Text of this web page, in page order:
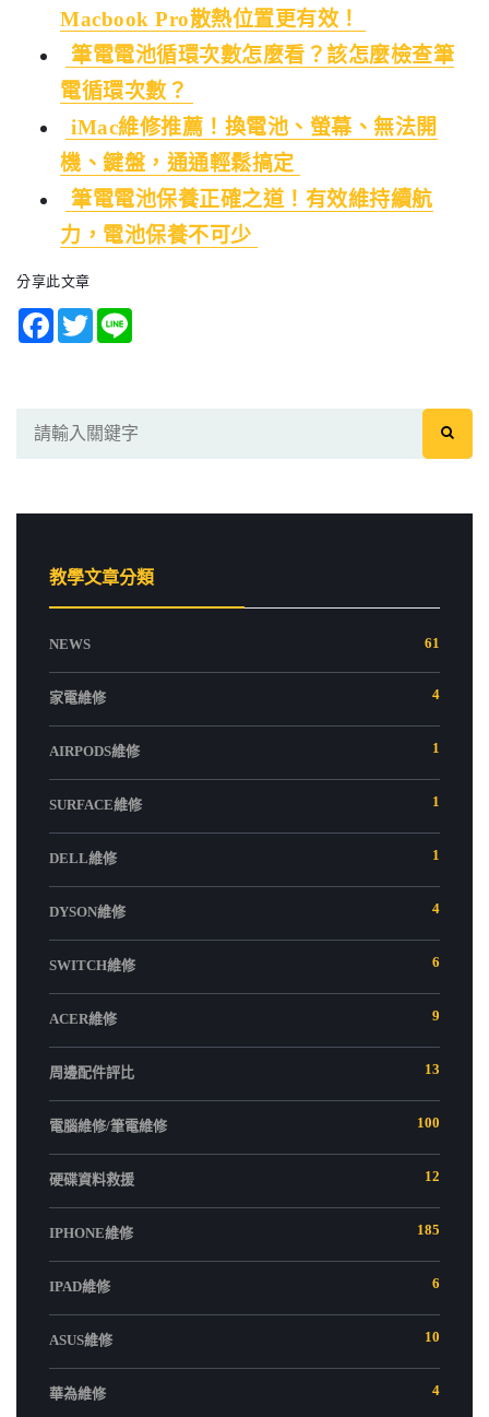
Macbook Pro散熱位置更有效！
筆電電池循環次數怎麼看？該怎麼檢查筆
電循環次數？
iMac維修推薦！換電池、螢幕、無法開
機、鍵盤，通通輕鬆搞定
筆電電池保養正確之道！有效維持續航
力，電池保養不可少
分享此文章
Facebook
Twitter
教學文章分類
NEWS 61
家電維修 4
AIRPODS維修 1
SURFACE維修 1
DELL維修 1
DYSON維修 4
SWITCH維修 6
ACER維修 9
周邊配件評比 13
電腦維修/筆電維修 100
硬碟資料救援 12
IPHONE維修 185
IPAD維修 6
ASUS維修 10
華為維修 4